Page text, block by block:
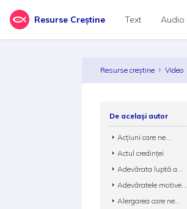
Resurse Creștine Text Audio
Resurse creștine Video
De același autor
Acțiuni care ne...
Actul credinței
Adevărata luptă a...
Adevăratele motive...
Alergarea care ne...